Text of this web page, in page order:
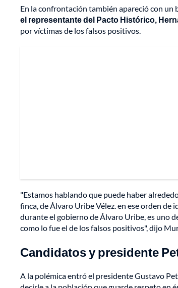
En la confrontación también apareció con
el representante del Pacto Histórico,
por víctimas de los falsos positivos.
"Estamos hablando que puede haber
finca, de Álvaro Uribe Vélez. en ese orden de
durante el gobierno de Álvaro Uribe, es uno
como lo fue el de los falsos positivos", dijo
Candidatos y presidente
A la polémica entró el presidente Gustavo